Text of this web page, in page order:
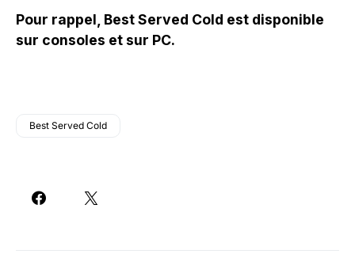
Pour rappel, Best Served Cold est disponible
sur consoles et sur PC.
Best Served Cold